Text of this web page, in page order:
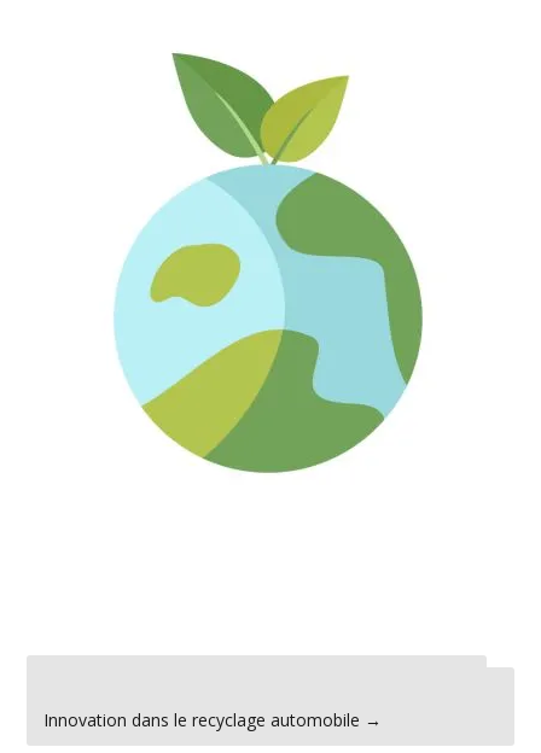
Innovation dans le recyclage automobile →